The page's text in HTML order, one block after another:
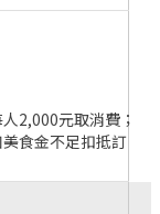
2,000元取消費；
食金不足扣抵訂